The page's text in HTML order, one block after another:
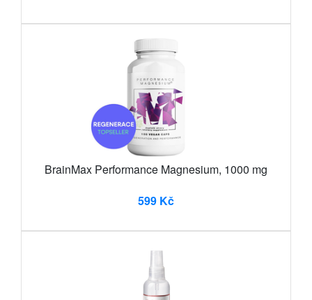
BrainMax Performance Magnesium, 1000 mg
599 Kč